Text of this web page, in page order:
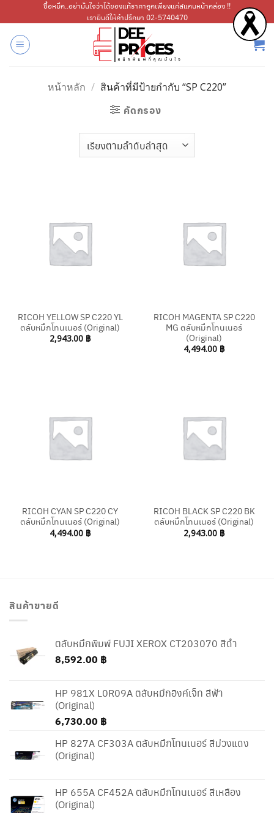
ไป
เนื้อหา
ซื้อหมึก..อย่ามั่นใจว่าได้ของแท้ราคาถูกเพียงแค่สแกนหน้ากล่อง !!
เรายินดีให้คำปรึกษา 02-5740470
หน้าหลัก / สินค้าที่มีป้ายกำกับ “SP C220”
คัดกรอง
RICOH YELLOW SP C220 YL
ตลับหมึกโทนเนอร์ (Original)
2,943.00 ฿
RICOH MAGENTA SP C220
MG ตลับหมึกโทนเนอร์
(Original)
4,494.00 ฿
RICOH CYAN SP C220 CY
ตลับหมึกโทนเนอร์ (Original)
4,494.00 ฿
RICOH BLACK SP C220 BK
ตลับหมึกโทนเนอร์ (Original)
2,943.00 ฿
สินค้าขายดี
ตลับหมึกพิมพ์ FUJI XEROX CT203070 สีดำ
8,592.00 ฿
HP 981X L0R09A ตลับหมึกอิงค์เจ็ท สีฟ้า
(Original)
6,730.00 ฿
HP 827A CF303A ตลับหมึกโทนเนอร์ สีม่วงแดง
(Original)
HP 655A CF452A ตลับหมึกโทนเนอร์ สีเหลือง
(Original)